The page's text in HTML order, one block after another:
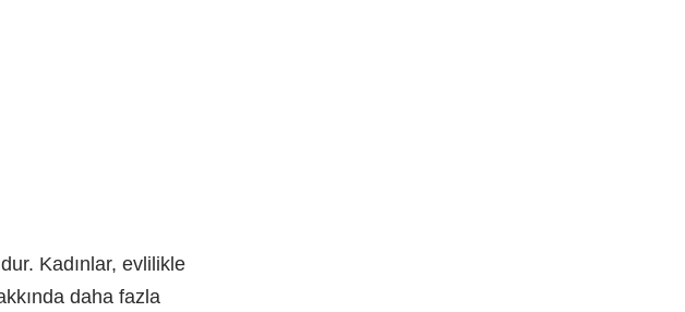
Kadınlar, evlilikle
daha fazla